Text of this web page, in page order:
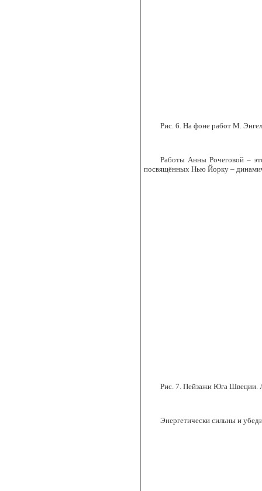
Рис. 6.На фоне работ М.
Работы Анны Рочеговой ‒
посвящённых Нью Йорку ‒
Рис. 7.Пейзажи Юга Швеции.
Энергетически сильны и